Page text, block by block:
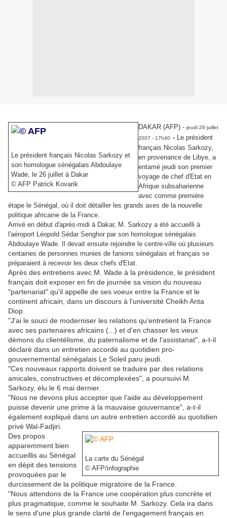
Le président français Nicolas Sarkozy et
son homologue sénégalais Abdoulaye
Wade, le 26 juillet à Dakar
© AFP Patrick Kovarik
DAKAR (AFP) - jeudi 26 juillet
2007 - 17h40 - Le président
français Nicolas Sarkozy,
en provenance de Libye, a
entamé jeudi son premier
voyage de chef d'Etat en
Afrique subsaharienne
avec comme première
étape le Sénégal, où il doit détailler les grands axes de la nouvelle
politique africaine de la France.
Arrivé en début d'après-midi à Dakar, M. Sarkozy a été accueilli à
l'aéroport Léopold Sédar Senghor par son homologue sénégalais
Abdoulaye Wade. Il devait ensuite rejoindre le centre-ville où plusieurs
centaines de personnes munies de fanions sénégalais et français se
préparaient à recevoir les deux chefs d'Etat.
Après des entretiens avec M. Wade à la présidence, le président
français doit exposer en fin de journée sa vision du nouveau
"partenariat" qu'il appelle de ses voeux entre la France et le
continent africain, dans un discours à l'université Cheikh Anta
Diop.
"J'ai le souci de moderniser les relations qu'entretient la France
avec ses partenaires africains (...) et d'en chasser les vieux
démons du clientélisme, du paternalisme et de l'assistanat", a-t-il
déclaré dans un entretien accordé au quotidien pro-
gouvernemental sénégalais Le Soleil paru jeudi.
"Ces nouveaux rapports doivent se traduire par des relations
amicales, constructives et décomplexées", a poursuivi M.
Sarkozy, élu le 6 mai dernier.
"Nous ne devons plus accepter que l'aide au développement
puisse devenir une prime à la mauvaise gouvernance", a-t-il
également expliqué dans un autre entretien accordé au quotidien
privé Wal-Fadjiri.
La carte du Sénégal
© AFP/infographie
Des propos
apparemment bien
accueillis au Sénégal
en dépit des tensions
provoquées par le
durcissement de la politique migratoire de la France.
"Nous attendons de la France une coopération plus concrète et
plus pragmatique, comme le souhaite M. Sarkozy. Cela ira dans
le sens d'une plus grande clarté de l'engagement français en